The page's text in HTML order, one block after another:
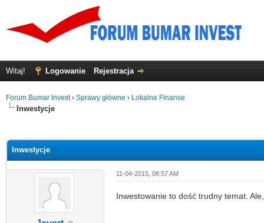
Witaj! Logowanie Rejestracja
Forum Bumar Invest› Sprawy główne › Lokalne Finanse
Inwestycje
Inwestycje
11-04-2015, 08:57 AM
Inwestowanie to dość trudny temat.